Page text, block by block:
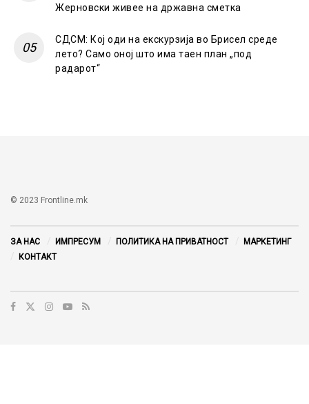
Жерновски живее на државна сметка
СДСМ: Кој оди на екскурзија во Брисел среде
лето? Само оној што има таен план „под
радарот“
© 2023 Frontline.mk
ЗА НАС ИМПРЕСУМ ПОЛИТИКА НА ПРИВАТНОСТ
МАРКЕТИНГ
КОНТАКТ